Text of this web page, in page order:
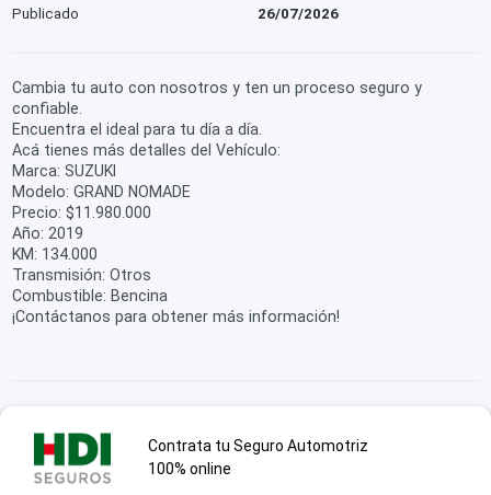
Publicado
26/07/2026
Cambia tu auto con nosotros y ten un proceso seguro y
confiable.
Encuentra el ideal para tu día a día.
Acá tienes más detalles del Vehículo:
Marca: SUZUKI
Modelo: GRAND NOMADE
Precio: $11.980.000
Año: 2019
KM: 134.000
Transmisión: Otros
Combustible: Bencina
¡Contáctanos para obtener más información!
Contrata tu Seguro Automotriz
100% online